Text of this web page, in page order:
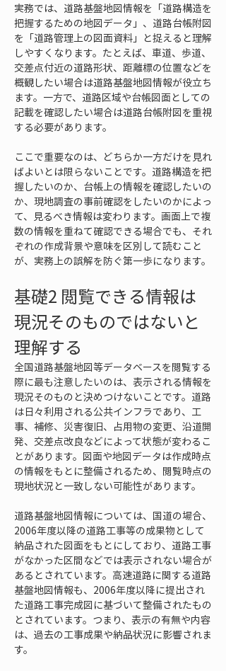
実務では、道路基盤地図情報を「道路構造を
把握するための地図データ」、道路台帳附図
を「道路管理上の図面資料」と捉えると理解
しやすくなります。たとえば、車道、歩道、
交差点付近の道路形状、距離標の位置などを
概観したい場合は道路基盤地図情報が役立ち
ます。一方で、道路区域や台帳図面としての
記載を確認したい場合は道路台帳附図を重視
する必要があります。
ここで重要なのは、どちらか一方だけを見れ
ばよいとは限らないことです。道路構造を把
握したいのか、台帳上の情報を確認したいの
か、現地調査の事前確認をしたいのかによっ
て、見るべき情報は変わります。画面上で複
数の情報を重ねて確認できる場合でも、それ
ぞれの作成背景や意味を区別して読むこと
が、実務上の誤解を防ぐ第一歩になります。
基礎2 閲覧できる情報は
現況そのものではないと
理解する
全国道路基盤地図等データベースを閲覧する
際に最も注意したいのは、表示される情報を
現況そのものと決めつけないことです。道路
は日々利用される公共インフラであり、工
事、補修、災害復旧、占用物の変更、沿道開
発、交差点改良などによって状態が変わるこ
とがあります。図面や地図データは作成時点
の情報をもとに整備されるため、閲覧時点の
現地状況と一致しない可能性があります。
道路基盤地図情報については、国道の場合、
2006年度以降の道路工事等の成果物として
納品された図面をもとにしており、道路工事
がなかった区間などでは表示されない場合が
あるとされています。高速道路に関する道路
基盤地図情報も、2006年度以降に提出され
た道路工事完成図に基づいて整備されたもの
とされています。つまり、表示の有無や内容
は、過去の工事成果や納品状況に影響されま
す。